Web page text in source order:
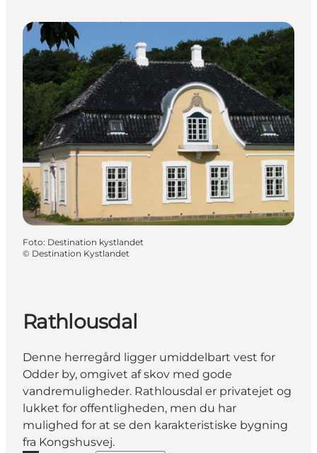
Foto: Destination kystlandet
© Destination Kystlandet
Rathlousdal
Denne herregård ligger umiddelbart vest for
Odder by, omgivet af skov med gode
vandremuligheder. Rathlousdal er privatejet og
lukket for offentligheden, men du har
mulighed for at se den karakteristiske bygning
fra Kongshusvej.